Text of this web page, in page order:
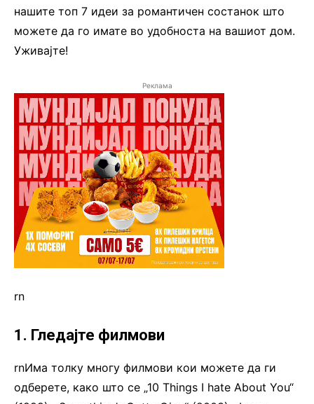
нашите топ 7 идеи за романтичен состанок што
можете да го имате во удобноста на вашиот дом.
Уживајте!
Реклама
rn
1. Гледајте филмови
rnИма толку многу филмови кои можете да ги
одберете, како што се „10 Things I hate About You“